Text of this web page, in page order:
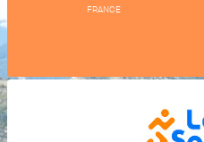
FRANCE